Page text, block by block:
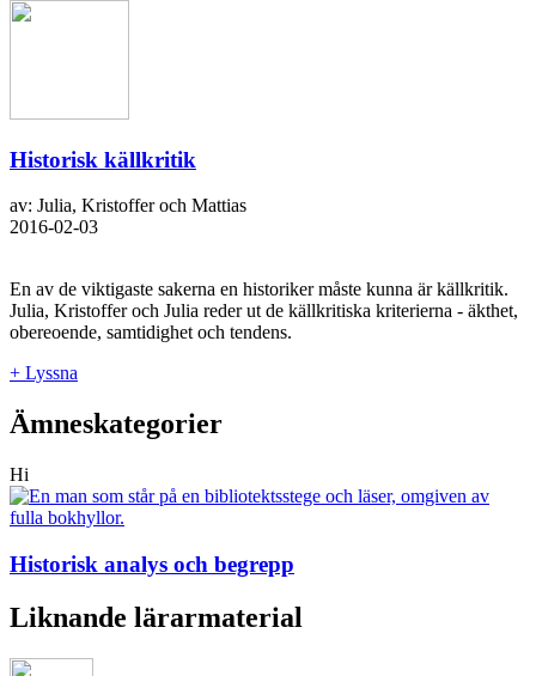
Historisk källkritik
av: Julia, Kristoffer och Mattias
2016-02-03
En av de viktigaste sakerna en historiker måste kunna är källkritik.
Julia, Kristoffer och Julia reder ut de källkritiska kriterierna - äkthet,
obereoende, samtidighet och tendens.
+ Lyssna
Ämneskategorier
Hi
Historisk analys och begrepp
Liknande lärarmaterial